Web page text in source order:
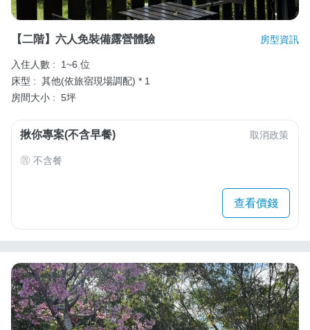
【二階】六人免裝備露營體驗 房型資訊
入住人數 :
1~6 位
床型 : 其他(依旅宿現場調配) * 1
房間大小 : 5坪
揪你專案(不含早餐) 取消政策
不含餐
查看價錢